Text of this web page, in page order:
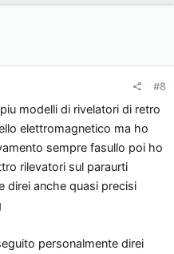
postare
#8
modelli di rivelatori di retro
elettromagnetico ma ho
sempre fasullo poi ho
rilevatori sul paraurti
direi anche quasi precisi
personalmente direi